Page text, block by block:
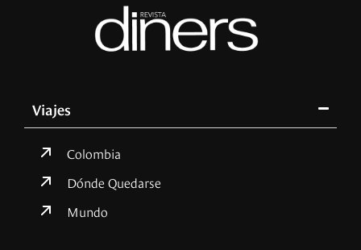
Viajes
Colombia
Dónde Quedarse
Mundo